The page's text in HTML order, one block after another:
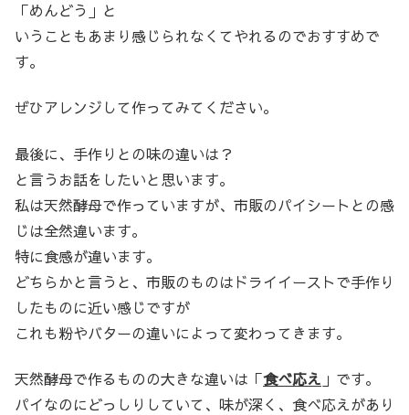
「めんどう」と
いうこともあまり感じられなくてやれるのでおすすめで
す。
ぜひアレンジして作ってみてください。
最後に、手作りとの味の違いは？
と言うお話をしたいと思います。
私は天然酵母で作っていますが、市販のパイシートとの感
じは全然違います。
特に食感が違います。
どちらかと言うと、市販のものはドライイーストで手作り
したものに近い感じですが
これも粉やバターの違いによって変わってきます。
天然酵母で作るものの大きな違いは「食べ応え 」です。
パイなのにどっしりしていて、味が深く、食べ応えがあり